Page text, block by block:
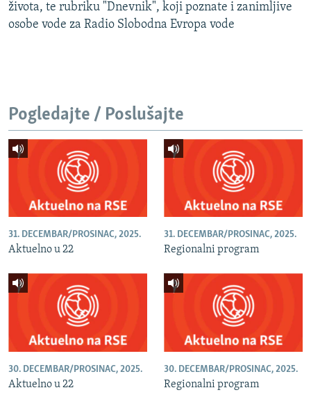
SVE KARTE DEJTONA
života, te rubriku "Dnevnik", koji poznate i zanimljive
osobe vode za Radio Slobodna Evropa vode
Pogledajte / Poslušajte
31. DECEMBAR/PROSINAC, 2025.
Aktuelno u 22
31. DECEMBAR/PROSINAC, 2025.
Regionalni program
30. DECEMBAR/PROSINAC, 2025.
Aktuelno u 22
30. DECEMBAR/PROSINAC, 2025.
Regionalni program